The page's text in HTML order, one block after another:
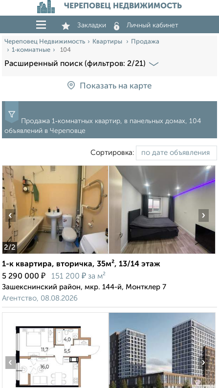
ЧЕРЕПОВЕЦ НЕДВИЖИМОСТЬ
Закладки Личный кабинет
Череповец Недвижимость Квартиры
Продажа
1‑комнатные
104
Расширенный поиск (фильтров: 2/21)
Показать на карте
Продажа 1‑комнатных квартир, в панельных домах, 104
объявлений в Череповце
Сортировка:
2/2
‹ ›
1-к квартира, вторичка, 35м², 13/14 этаж
5 290 000 ₽ 151 200 ₽ за м²
Зашекснинский район, мкр. 144-й, Монтклер 7
Агентство, 08.08.2026
‹ ›